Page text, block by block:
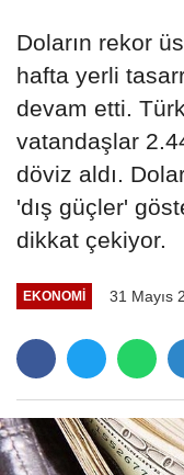
Doların rekor
hafta yerli
devam etti.
vatandaşlar
döviz aldı.
'dış güçler'
dikkat çekiyor.
EKONOMI 31 Mayıs